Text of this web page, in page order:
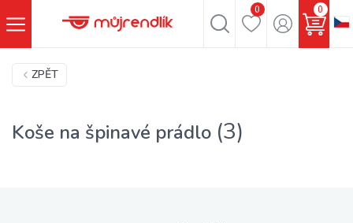
0 0
ZPĚT
Koše na špinavé prádlo (3)